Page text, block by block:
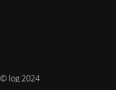
© log 2024